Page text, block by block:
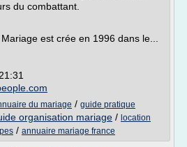
du combattant.
est crée en 1996 dans le...
du mariage / guide pratique
organisation mariage / location
/ annuaire mariage france